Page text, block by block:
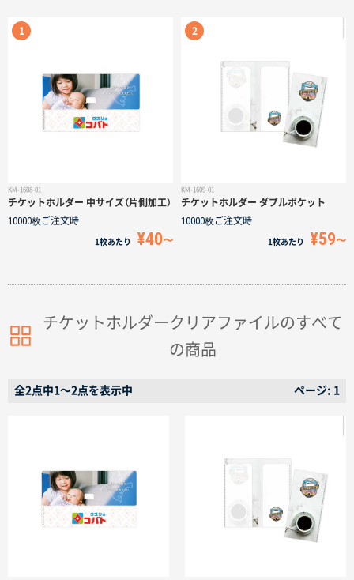
ご注文の流れ
データ入稿ガイド
KM-1608-01
チケットホルダー 中サイズ（片側加工）
10000枚ご注文時
1枚あたり ¥40
KM-1609-01
チケットホルダー ダブルポケット
10000枚ご注文時
1枚あたり ¥59
チケットホルダークリアファイルのすべて
の商品
全2点中1〜2点を表示中 ページ: 1